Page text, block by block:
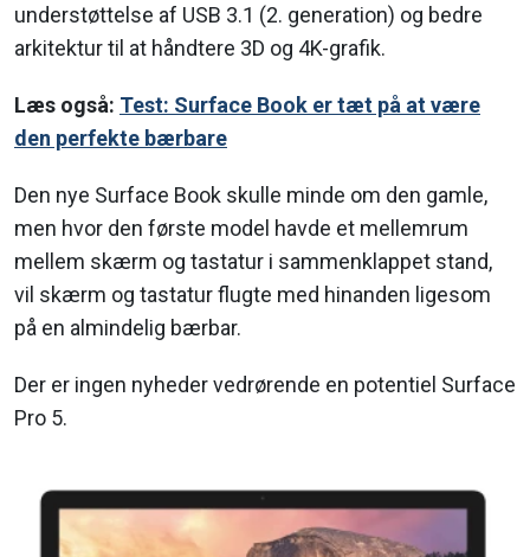
understøttelse af USB 3.1 (2. generation) og bedre
arkitektur til at håndtere 3D og 4K-grafik.
Læs også: Test: Surface Book er tæt på at være
den perfekte bærbare
Den nye Surface Book skulle minde om den gamle,
men hvor den første model havde et mellemrum
mellem skærm og tastatur i sammenklappet stand,
vil skærm og tastatur flugte med hinanden ligesom
på en almindelig bærbar.
Der er ingen nyheder vedrørende en potentiel Surface
Pro 5.